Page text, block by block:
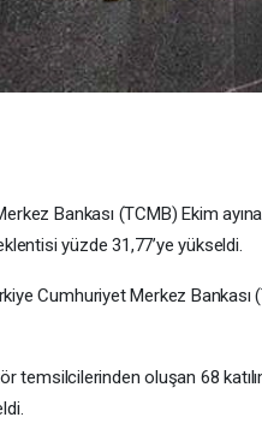
Bankası (TCMB) Ekim
yüzde 31,77’ye yükseldi.
Cumhuriyet Merkez Bankası
temsilcilerinden oluşan 68